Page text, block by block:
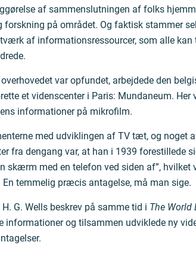
af sammenslutningen af folks
forskning på området. Og faktisk stammer
af informationsressourcer, som alle kan
var opfundet, arbejdede den
et videnscenter i Paris: Mundaneum. Her
informationer på mikrofilm.
med udviklingen af TV tæt, og noget
fra dengang var, at han i 1939 forestillede
skærm med en telefon ved siden af”, hvilket
temmelig præcis antagelse, må man sige.
G. Wells beskrev på samme tid i The World
informationer og tilsammen udviklede ny